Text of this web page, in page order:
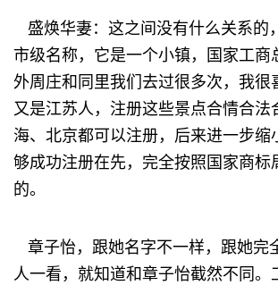
盛焕华妻：这之间没有什么关系的
市级名称，它是一个小镇，国家工商
外周庄和同里我们去过很多次，我很
又是江苏人，注册这些景点合情合法
海、北京都可以注册，后来进一步缩
够成功注册在先，完全按照国家商标
的。
章子怡，跟她名字不一样，跟她完
人一看，就知道和章子怡截然不同。